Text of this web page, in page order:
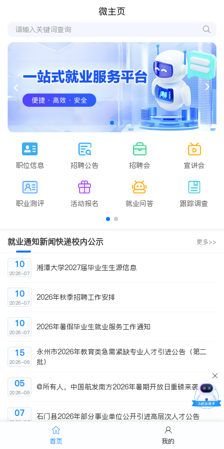
微主页
职位信息 招聘公告 招聘会 宣讲会
职业测评 活动报名 就业问答 跟踪调查
就业通知新闻快递校内公示 更多>>
湘潭大学2027届毕业生生源信息
10
2026-07
2026年秋季招聘工作安排
10
2026-07
2026年暑假毕业生就业服务工作通知
10
2026-07
永州市2026年教育类急需紧缺专业人才引进公告（第二
批）
15
2026-06
@所有人，中国航发南方2026年暑期开放日重磅来袭
05
2026-06
石门县2026年部分事业单位公开引进高层次人才公告
07
2026-05
招聘会
首页 我的